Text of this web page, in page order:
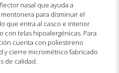
nasal que ayuda a
para disminuir el
que entra al casco e interior
con telas hipoalergénicas. Para
cuenta con poliestireno
y cierre micrométrico fabricado
de calidad.